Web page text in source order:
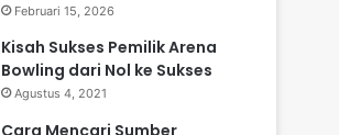
Februari 15, 2026
Kisah Sukses Pemilik Arena
Bowling dari Nol ke Sukses
Agustus 4, 2021
Cara Mencari Sumber